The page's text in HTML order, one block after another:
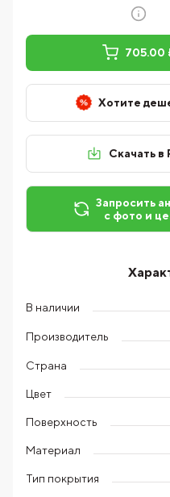
705.00
Хотите
Скачать в
Запросить
с фото и
В наличии
Производитель
Страна
Цвет
Поверхность
Материал
Тип покрытия